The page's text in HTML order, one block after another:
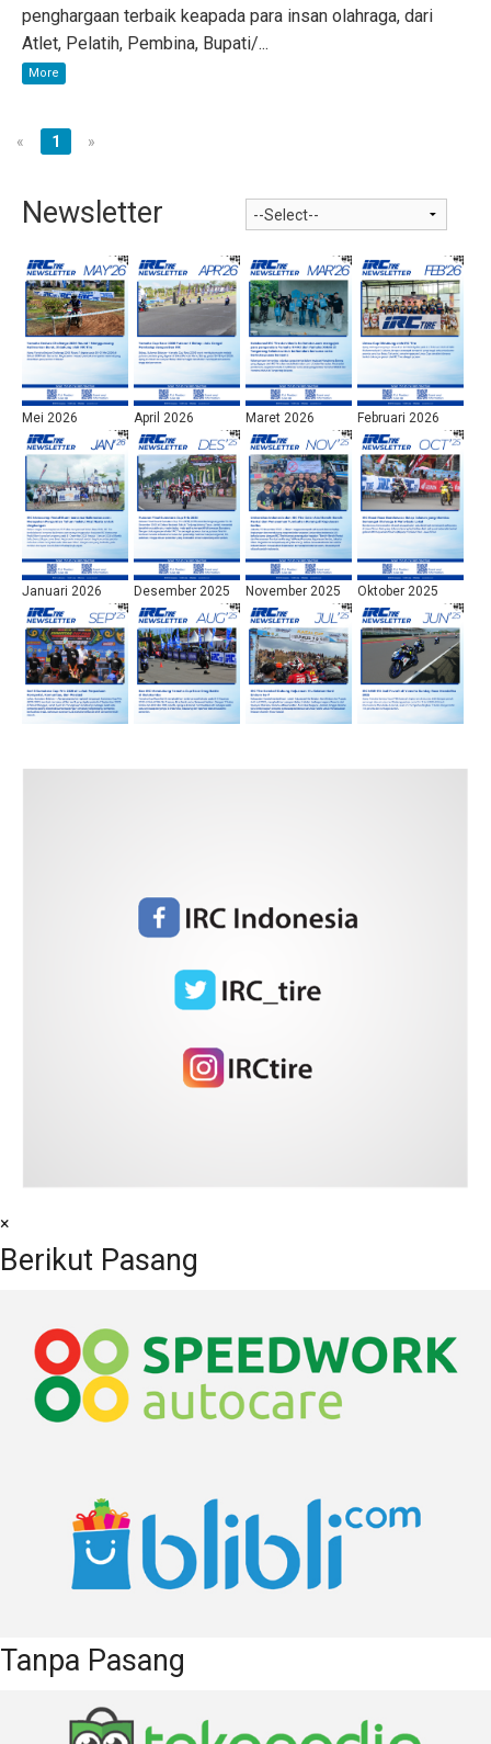
penghargaan terbaik keapada para insan olahraga, dari
Atlet, Pelatih, Pembina, Bupati/...
More
« 1 »
Newsletter
Mei 2026 April 2026 Maret 2026 Februari 2026
Januari 2026 Desember 2025 November 2025 Oktober 2025
September 2025 Juni 2025
April 2025
×
Berikut Pasang
Tanpa Pasang